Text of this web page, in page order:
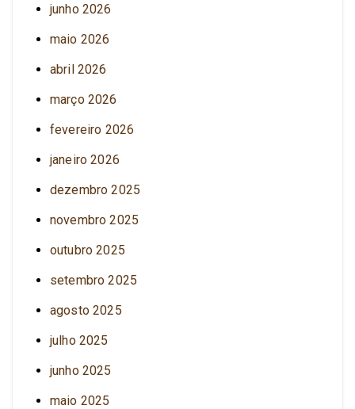
junho 2026
maio 2026
abril 2026
março 2026
fevereiro 2026
janeiro 2026
dezembro 2025
novembro 2025
outubro 2025
setembro 2025
agosto 2025
julho 2025
junho 2025
maio 2025